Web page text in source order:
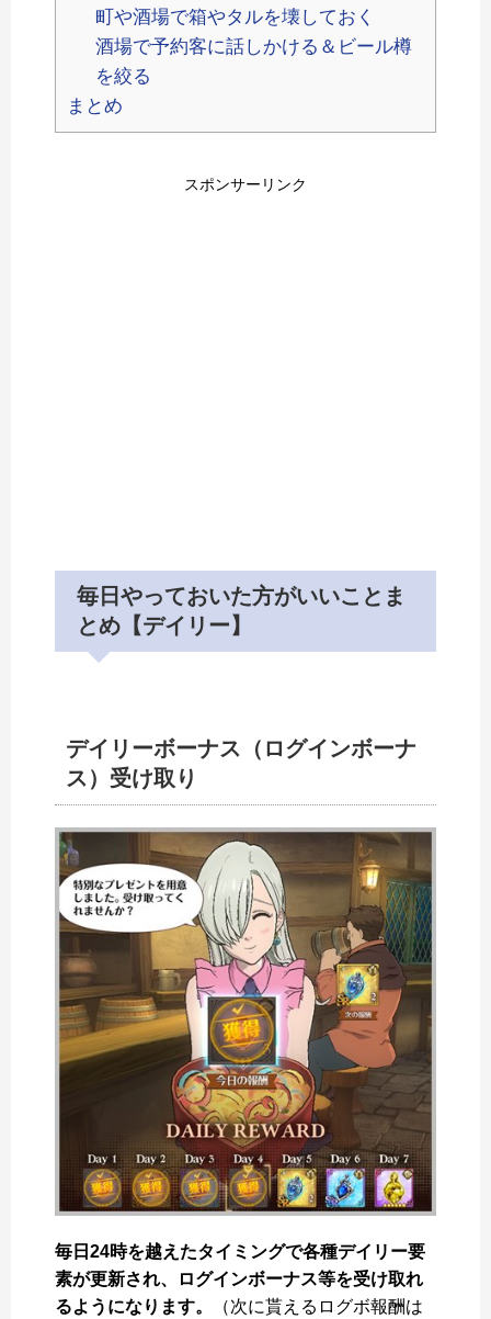
町や酒場で箱やタルを壊しておく
酒場で予約客に話しかける＆ビール樽
を絞る
まとめ
スポンサーリンク
毎日やっておいた方がいいことま
とめ【デイリー】
デイリーボーナス（ログインボーナ
ス）受け取り
毎日24時を越えたタイミングで各種デイリー要
素が更新され、ログインボーナス等を受け取れ
るようになります。
（次に貰えるログボ報酬は